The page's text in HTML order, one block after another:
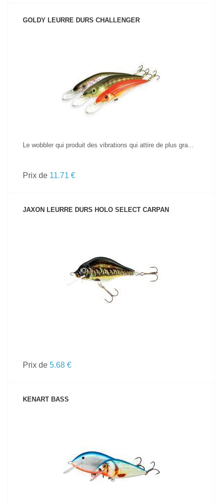
GOLDY LEURRE DURS CHALLENGER
VOIR LE PRODUIT
Le wobbler qui produit des vibrations qui attire de plus gra...
Prix de 11.71 €
JAXON LEURRE DURS HOLO SELECT CARPAN
VOIR LE PRODUIT
Prix de 5.68 €
KENART BASS
VOIR LE PRODUIT